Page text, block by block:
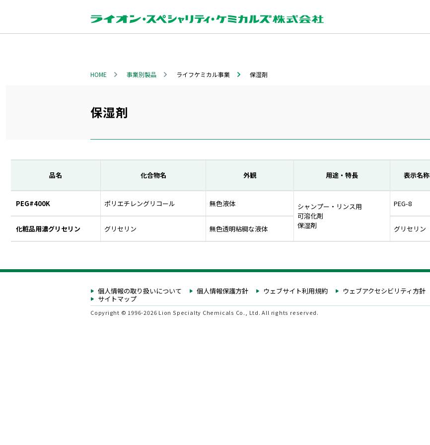
HOME 事業別製品 ライフケミカル事業 保湿剤
保湿剤
品名 化合物名 外観 用途・特長 表示名称
PEG#400K ポリエチレングリコール 無色液体
シャンプー・リンス用
可溶化剤
保湿剤
PEG-8
化粧品用濃グリセリン グリセリン 無色透明粘稠な液体 グリセリン
個人情報の取り扱いについて 個人情報保護方針 ウェブサイト利用規約
ウェブアクセシビリティ方針
サイトマップ
Copyright © 1996-2026 Lion Specialty Chemicals Co., Ltd. All rights reserved.